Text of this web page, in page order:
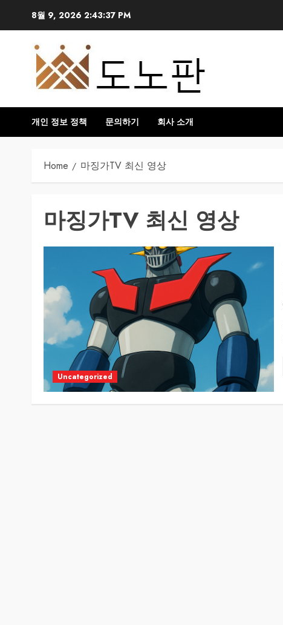
8월 9, 2026 2:43:37 PM
개인 정보 정책 문의하기 회사 소개
Home 마징가TV 최신 영상
마징가TV 최신 영상
Uncategorized